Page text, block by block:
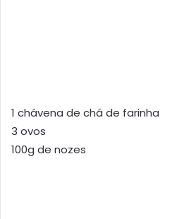
1 chávena de chá de farinha
3 ovos
100g de nozes